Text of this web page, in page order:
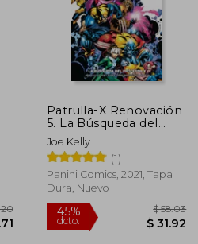
Patrulla-X Renovación
5. La Búsqueda del
Profesor-X
Joe Kelly
(1)
Panini Comics, 2021, Tapa
Dura, Nuevo